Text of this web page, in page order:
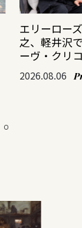
エリーロー
之、軽井沢
ーヴ・クリ
2026.08.06